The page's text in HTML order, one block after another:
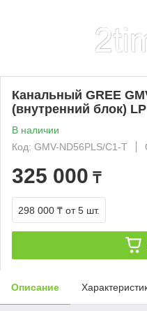
Канальный GREE
(внутренний блок) LP
В наличии
Код: GMV-ND56PLS/C1-T
325 000 ₸
298 000 ₸ от 5 шт.
Описание